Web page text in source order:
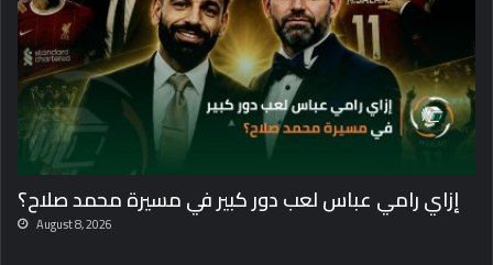
إزاي رامي عباس لعب دور كبير في مسيرة محمد صلاح؟
August 8, 2026